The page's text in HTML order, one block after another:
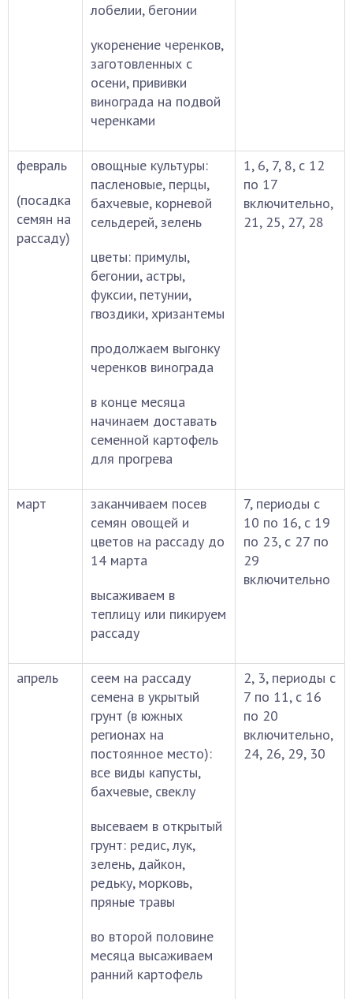
лобелии, бегонии
укоренение черенков,
заготовленных с
осени, прививки
винограда на подвой
черенками
февраль
(посадка
семян на
рассаду)
овощные культуры:
пасленовые, перцы,
бахчевые, корневой
сельдерей, зелень
цветы: примулы,
бегонии, астры,
фуксии, петунии,
гвоздики, хризантемы
продолжаем выгонку
черенков винограда
в конце месяца
начинаем доставать
семенной картофель
для прогрева
1, 6, 7, 8, с 12
по 17
включительно,
21, 25, 27, 28
март
заканчиваем посев
семян овощей и
цветов на рассаду до
14 марта
высаживаем в
теплицу или пикируем
рассаду
7, периоды с
10 по 16, с 19
по 23, с 27 по
29
включительно
апрель
сеем на рассаду
семена в укрытый
грунт (в южных
регионах на
постоянное место):
все виды капусты,
бахчевые, свеклу
высеваем в открытый
грунт: редис, лук,
зелень, дайкон,
редьку, морковь,
пряные травы
во второй половине
месяца высаживаем
ранний картофель
2, 3, периоды с
7 по 11, с 16
по 20
включительно,
24, 26, 29, 30